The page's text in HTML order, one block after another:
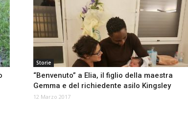
Storie
“Benvenuto” a Elia, il figlio della maestra
Gemma e del richiedente asilo Kingsley
12 Marzo 2017